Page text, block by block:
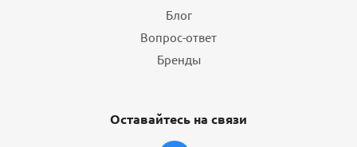
Блог
Вопрос-ответ
Бренды
Оставайтесь на связи